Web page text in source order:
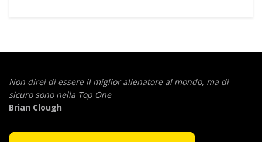
Non direi di essere il miglior allenatore al mondo, ma di
sicuro sono nella Top One
Brian Clough